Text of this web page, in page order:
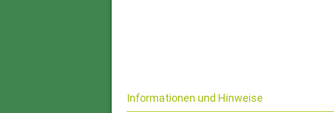
Informationen und Hinweise